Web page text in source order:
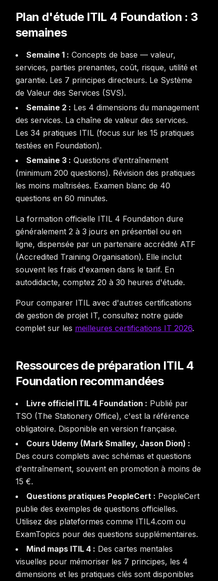
Plan d'étude ITIL 4 Foundation : 3
semaines
Semaine 1 : Concepts de base — valeur,
services, parties prenantes, coût, risque, utilité et
garantie. Les 7 principes directeurs. Le Système
de Valeur des Services (SVS).
Semaine 2 : Les 4 dimensions du management
des services. La chaîne de valeur des services.
Les 34 pratiques ITIL (focus sur les 15 pratiques
testées en Foundation).
Semaine 3 : Questions d'entraînement
(minimum 200 questions). Révision des pratiques
les moins maîtrisées. Examen blanc de 40
questions en 60 minutes.
La formation officielle ITIL 4 Foundation dure
généralement 2 à 3 jours en présentiel ou en
ligne, dispensée par un partenaire accrédité ATF
(Accredited Training Organisation). Elle inclut
souvent les frais d'examen dans le tarif. En
autodidacte, comptez 20 à 30 heures d'étude.
Pour comparer ITIL avec d'autres certifications
de gestion de projet IT, consultez notre guide
complet sur les meilleures certifications IT 2026.
Ressources de préparation ITIL 4
Foundation recommandées
Livre officiel ITIL 4 Foundation : Publié par
TSO (The Stationery Office), c'est la référence
obligatoire. Disponible en version française.
Cours Udemy (Mark Smalley, Jason Dion) :
Des cours complets avec schémas et questions
d'entraînement, souvent en promotion à moins de
15 €.
Questions pratiques PeopleCert : PeopleCert
publie des exemples de questions officielles.
Utilisez des plateformes comme ITIL4.com ou
ExamTopics pour des questions supplémentaires.
Mind maps ITIL 4 : Des cartes mentales
visuelles pour mémoriser les 7 principes, les 4
dimensions et les pratiques clés sont disponibles